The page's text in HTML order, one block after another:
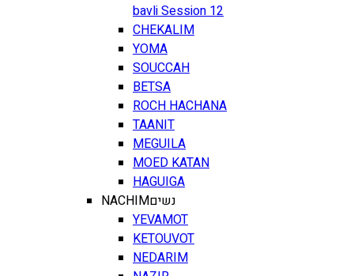
bavli Session 12
CHEKALIM
YOMA
SOUCCAH
BETSA
ROCH HACHANA
TAANIT
MEGUILA
MOED KATAN
HAGUIGA
NACHIMנשים
YEVAMOT
KETOUVOT
NEDARIM